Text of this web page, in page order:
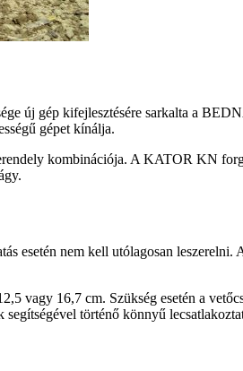
új gép kifejlesztésére sarkalta a
gépet kínálja.
kombinációja. A KATOR KN
esetén nem kell utólagosan
vagy 16,7 cm. Szükség esetén a
történő könnyű